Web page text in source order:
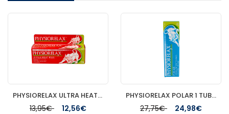
PHYSIORELAX ULTRA HEAT MASAJE DEPORTIVO 75 ML
13,95€ 12,56€
PHYSIORELAX POLAR 1 TUBO 250 ML
27,75€ 24,98€